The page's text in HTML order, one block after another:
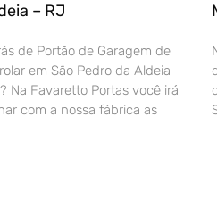
– RJ
de Portão de Garagem de
em São Pedro da Aldeia –
Na Favaretto Portas você irá
com a nossa fábrica as